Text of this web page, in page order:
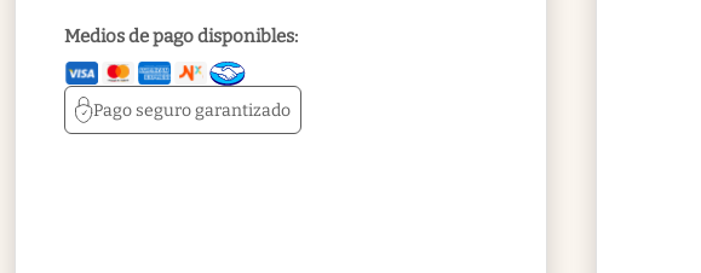
Medios de pago disponibles:
Pago segurogarantizado